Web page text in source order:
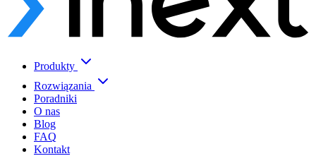
Produkty
Rozwiązania
Poradniki
O nas
Blog
FAQ
Kontakt